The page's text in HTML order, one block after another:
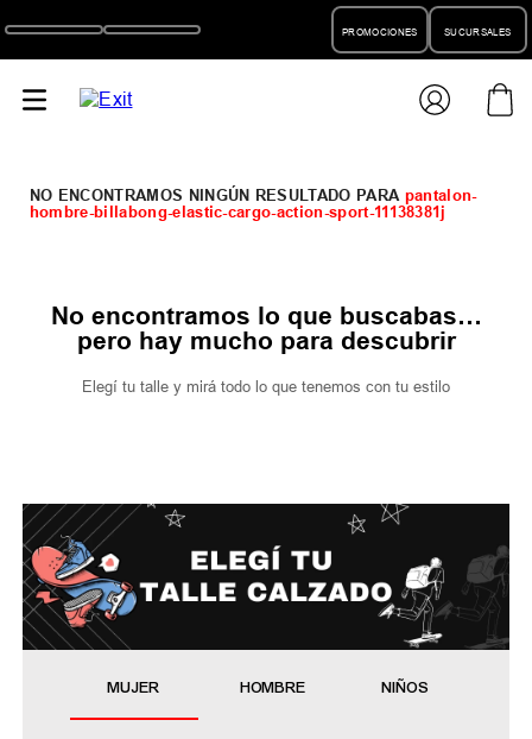
PROMOCIONES SUCURSALES
pantalon-
hombre-billabong-elastic-cargo-action-sport-11138381j
No encontramos lo que buscabas…
pero hay mucho para descubrir
Elegí tu talle y mirá todo lo que tenemos con tu estilo
MUJER HOMBRE NIÑOS